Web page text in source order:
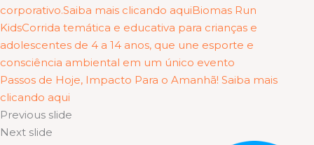
corporativo.Saiba mais clicando aquiBiomas Run
KidsCorrida temática e educativa para crianças e
adolescentes de 4 a 14 anos, que une esporte e
consciência ambiental em um único evento
Passos de Hoje, Impacto Para o Amanhã! Saiba mais
clicando aqui
Previous slide
Next slide